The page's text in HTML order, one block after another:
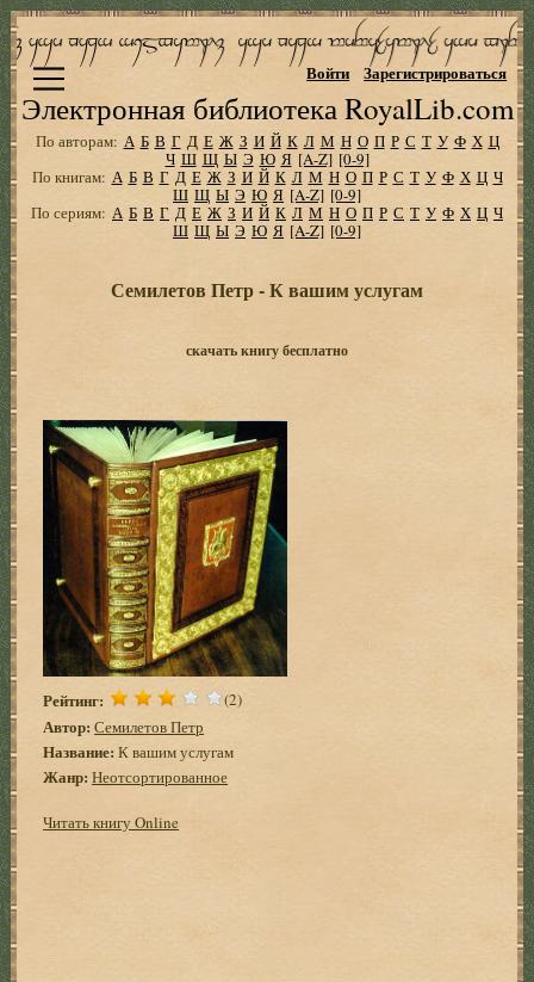
Электронная библиотека RoyalLib.com
Войти Зарегистрироваться
По авторам: А Б В Г Д Е Ж З И Й К Л М Н О П Р С Т У Ф Х Ц
Ч Ш Щ Ы Э Ю Я [A-Z] [0-9]
По книгам: А Б В Г Д Е Ж З И Й К Л М Н О П Р С Т У Ф Х Ц Ч
Ш Щ Ы Э Ю Я [A-Z] [0-9]
По сериям: А Б В Г Д Е Ж З И Й К Л М Н О П Р С Т У Ф Х Ц Ч
Ш Щ Ы Э Ю Я [A-Z] [0-9]
Семилетов Петр - К вашим услугам
скачать книгу бесплатно
Рейтинг: (2)
Автор: Семилетов Петр
Название: К вашим услугам
Жанр: Неотсортированное
Читать книгу Online